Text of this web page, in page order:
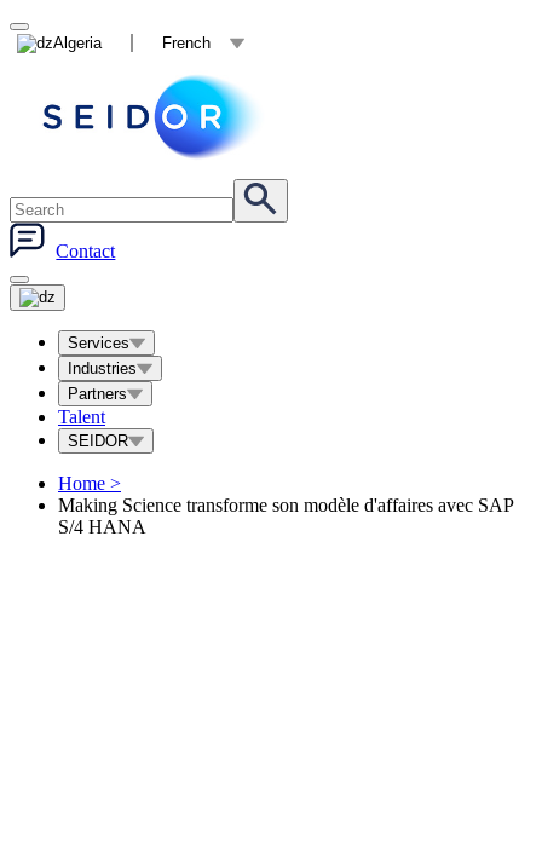
Algeria French
Contact
Services
Industries
Partners
Talent
SEIDOR
Home >
Making Science transforme son modèle d'affaires avec SAP
S/4 HANA